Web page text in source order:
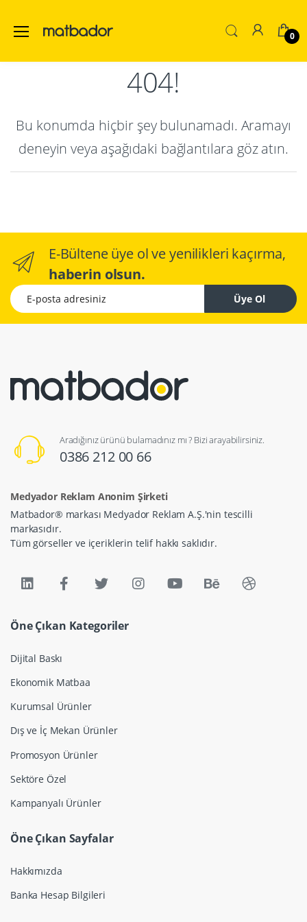
0
404!
Bu konumda hiçbir şey bulunamadı. Aramayı
deneyin veya aşağıdaki bağlantılara göz atın.
E-Bültene üye ol ve yenilikleri kaçırma,
haberin olsun.
E-posta adresiniz
Üye Ol
Aradığınız ürünü bulamadınız mı ? Bizi arayabilirsiniz.
0386 212 00 66
Medyador Reklam Anonim Şirketi
Matbador® markası Medyador Reklam A.Ş.'nin tescilli
markasıdır.
Tüm görseller ve içeriklerin telif hakkı saklıdır.
Öne Çıkan Kategoriler
Dijital Baskı
Ekonomik Matbaa
Kurumsal Ürünler
Dış ve İç Mekan Ürünler
Promosyon Ürünler
Sektöre Özel
Kampanyalı Ürünler
Öne Çıkan Sayfalar
Hakkımızda
Banka Hesap Bilgileri